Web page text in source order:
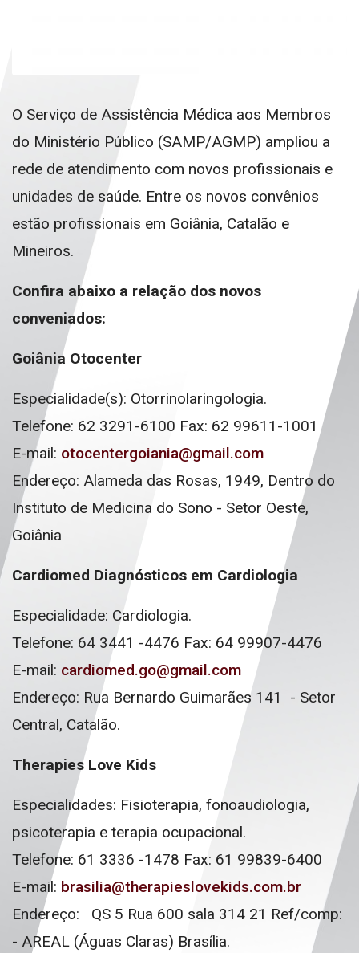
O Serviço de Assistência Médica aos Membros
do Ministério Público (SAMP/AGMP) ampliou a
rede de atendimento com novos profissionais e
unidades de saúde. Entre os novos convênios
estão profissionais em Goiânia, Catalão e
Mineiros.
Confira abaixo a relação dos novos
conveniados:
Goiânia Otocenter
Especialidade(s): Otorrinolaringologia.
Telefone: 62 3291-6100 Fax: 62 99611-1001
E-mail: otocentergoiania@gmail.com
Endereço: Alameda das Rosas, 1949, Dentro do
Instituto de Medicina do Sono - Setor Oeste,
Goiânia
Cardiomed Diagnósticos em Cardiologia
Especialidade: Cardiologia.
Telefone: 64 3441 -4476 Fax: 64 99907-4476
E-mail: cardiomed.go@gmail.com
Endereço: Rua Bernardo Guimarães 141 - Setor
Central, Catalão.
Therapies Love Kids
Especialidades: Fisioterapia, fonoaudiologia,
psicoterapia e terapia ocupacional.
Telefone: 61 3336 -1478 Fax: 61 99839-6400
E-mail: brasilia@therapieslovekids.com.br
Endereço: QS 5 Rua 600 sala 314 21 Ref/comp:
- AREAL (Águas Claras) Brasília.